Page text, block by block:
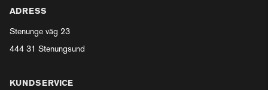
ADRESS
Stenunge väg 23
444 31 Stenungsund
KUNDSERVICE